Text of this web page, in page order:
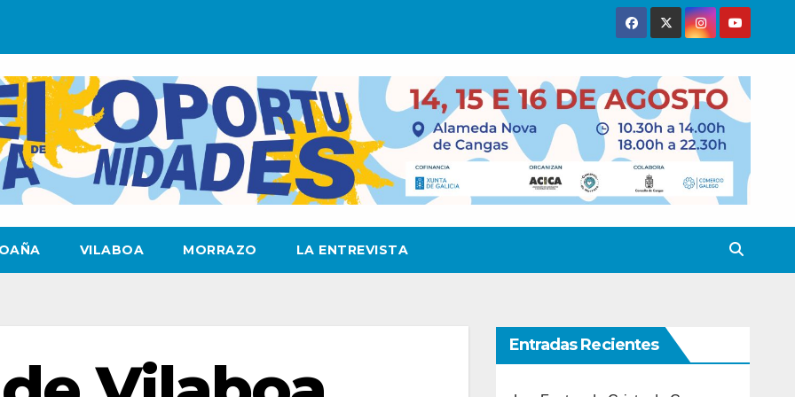
VILABOA MORRAZO LA ENTREVISTA
Entradas Recientes